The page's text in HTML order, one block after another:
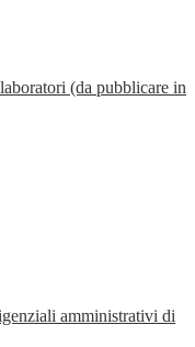
(da pubblicare in
amministrativi di